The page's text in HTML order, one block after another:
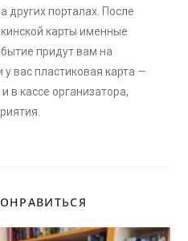
порталах. После
карты именные
придут вам на
вас пластиковая карта —
в кассе организатора,